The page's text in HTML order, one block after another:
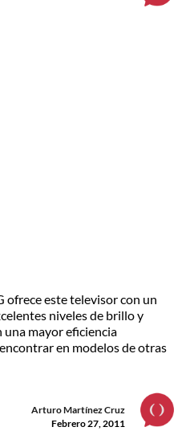
ofrece este televisor con un
niveles de brillo y
una mayor eficiencia
en modelos de otras
Arturo Martínez Cruz
Febrero 27, 2011